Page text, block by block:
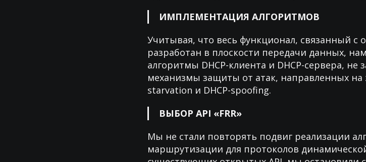
ИМПЛЕМЕНТАЦИЯ АЛГОРИТМОВ
Учитывая, что весь функционал, связанный с
разработан в плоскости передачи данных,
алгоритмы DHCP-клиента и DHCP-сервера,
механизмы защиты от атак, направленных на
starvation и DHCP-spoofing.
ВЫБОР API «FRR»
Мы не стали повторять подвиг реализации
маршрутизации для протоколов